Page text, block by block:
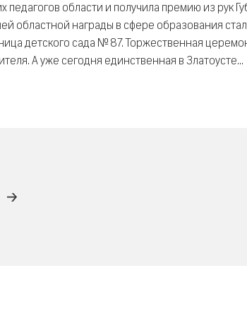
педагогов области и получила премию из рук
областной награды в сфере образования
детского сада № 87. Торжественная
А уже сегодня единственная в Златоусте...